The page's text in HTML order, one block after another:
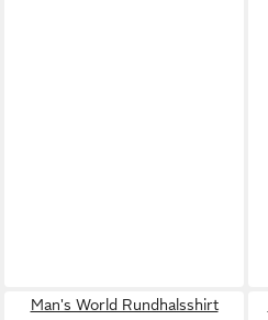
Man's World Rundhalsshirt